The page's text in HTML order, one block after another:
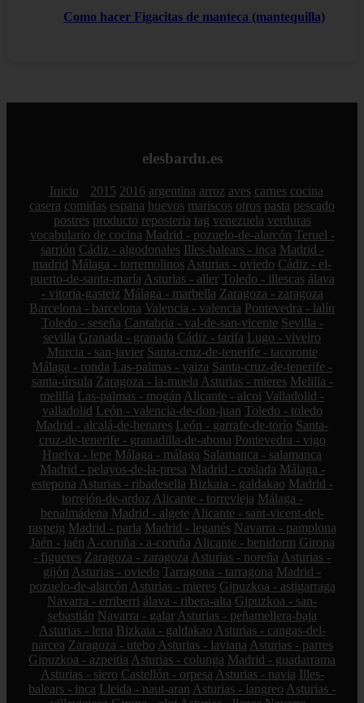
Como hacer Figacitas de manteca (mantequilla)
elesbardu.es
Inicio 2015 2016 argentina arroz aves carnes cocina
casera comidas espana huevos mariscos otros pasta pescado
postres producto reposteria tag venezuela verduras
vocabulario de cocina Madrid - pozuelo-de-alarcón Teruel -
sarrión Cádiz - algodonales Illes-balears - inca Madrid -
madrid Málaga - torremolinos Asturias - oviedo Cádiz - el-
puerto-de-santa-maría Asturias - aller Toledo - illescas álava
- vitoria-gasteiz Málaga - marbella Zaragoza - zaragoza
Barcelona - barcelona Valencia - valencia Pontevedra - lalín
Toledo - seseña Cantabria - val-de-san-vicente Sevilla -
sevilla Granada - granada Cádiz - tarifa Lugo - viveiro
Murcia - san-javier Santa-cruz-de-tenerife - tacoronte
Málaga - ronda Las-palmas - yaiza Santa-cruz-de-tenerife -
santa-úrsula Zaragoza - la-muela Asturias - mieres Melilla -
melilla Las-palmas - mogán Alicante - alcoi Valladolid -
valladolid León - valencia-de-don-juan Toledo - toledo
Madrid - alcalá-de-henares León - garrafe-de-torío Santa-
cruz-de-tenerife - granadilla-de-abona Pontevedra - vigo
Huelva - lepe Málaga - málaga Salamanca - salamanca
Madrid - pelayos-de-la-presa Madrid - coslada Málaga -
estepona Asturias - ribadesella Bizkaia - galdakao Madrid -
torrejón-de-ardoz Alicante - torrevieja Málaga -
benalmádena Madrid - algete Alicante - sant-vicent-del-
raspeig Madrid - parla Madrid - leganés Navarra - pamplona
Jaén - jaén A-coruña - a-coruña Alicante - benidorm Girona
- figueres Zaragoza - zaragoza Asturias - noreña Asturias -
gijón Asturias - oviedo Tarragona - tarragona Madrid -
pozuelo-de-alarcón Asturias - mieres Gipuzkoa - astigarraga
Navarra - erriberri álava - ribera-alta Gipuzkoa - san-
sebastián Navarra - galar Asturias - peñamellera-baja
Asturias - lena Bizkaia - galdakao Asturias - cangas-del-
narcea Zaragoza - utebo Asturias - laviana Asturias - parres
Gipuzkoa - azpeitia Asturias - colunga Madrid - guadarrama
Asturias - siero Castellón - orpesa Asturias - navia Illes-
balears - inca Lleida - naut-aran Asturias - langreo Asturias -